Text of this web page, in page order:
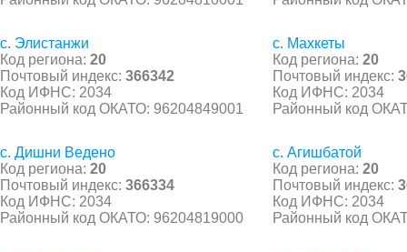
с. Элистанжи
Код региона: 20
Почтовый индекс: 366342
Код ИФНС: 2034
Районный код ОКАТО: 96204849001
с. Махкеты
Код региона: 20
Почтовый индекс:
Код ИФНС: 2034
Районный код
с. Дишни Ведено
Код региона: 20
Почтовый индекс: 366334
Код ИФНС: 2034
Районный код ОКАТО: 96204819000
с. Агишбатой
Код региона: 20
Почтовый индекс:
Код ИФНС: 2034
Районный код